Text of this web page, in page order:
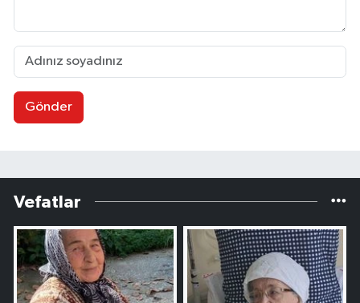
Gönder
Vefatlar